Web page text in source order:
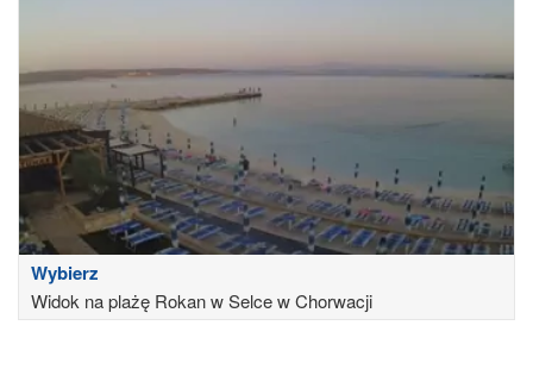
Wybierz
Widok na plażę Rokan w Selce w Chorwacji